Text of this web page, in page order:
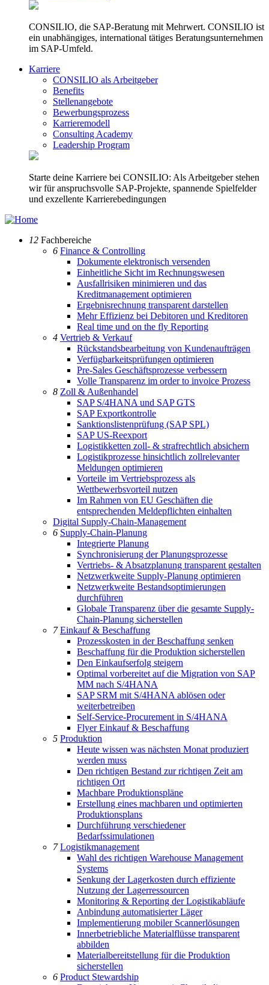
CONSILIO, die SAP-Beratung mit Mehrwert. CONSILIO ist
ein unabhängiges, international tätiges Beratungsunternehmen
im SAP-Umfeld.
Karriere
CONSILIO als Arbeitgeber
Benefits
Stellenangebote
Bewerbungsprozess
Karrieremodell
Consulting Academy
Leadership Program
Starte deine Karriere bei CONSILIO: Als Arbeitgeber stehen
wir für anspruchsvolle SAP-Projekte, spannende Spielfelder
und exzellente Karrierebedingungen
12 Fachbereiche
6 Finance & Controlling
Dokumente elektronisch versenden
Einheitliche Sicht im Rechnungswesen
Ausfallrisiken minimieren und das
Kreditmanagement optimieren
Ergebnisrechnung transparent darstellen
Mehr Effizienz bei Debitoren und Kreditoren
Real time und on the fly Reporting
4 Vertrieb & Verkauf
Rückstandsbearbeitung von Kundenaufträgen
Verfügbarkeitsprüfungen optimieren
Pre-Sales Geschäftsprozesse verbessern
Volle Transparenz im order to invoice Prozess
8 Zoll & Außenhandel
SAP S/4HANA und SAP GTS
SAP Exportkontrolle
Sanktionslistenprüfung (SAP SPL)
SAP US-Reexport
Logistikketten zoll- & strafrechtlich absichern
Logistikprozesse hinsichtlich zollrelevanter
Meldungen optimieren
Vorteile im Vertriebsprozess als
Wettbewerbsvorteil nutzen
Im Rahmen von EU Geschäften die
entsprechenden Meldepflichten einhalten
Digital Supply-Chain-Management
6 Supply-Chain-Planung
Integrierte Planung
Synchronisierung der Planungsprozesse
Vertriebs- & Absatzplanung transparent gestalten
Netzwerkweite Supply-Planung optimieren
Netzwerkweite Bestandsoptimierungen
durchführen
Globale Transparenz über die gesamte Supply-
Chain-Planung sicherstellen
7Einkauf & Beschaffung
Prozesskosten in der Beschaffung senken
Beschaffung für die Produktion sicherstellen
Den Einkaufserfolg steigern
Optimal vorbereitet auf die Migration von SAP
MM nach S/4HANA
SAP SRM mit S/4HANA ablösen oder
weiterbetreiben
Self-Service-Procurement in S/4HANA
Flyer Einkauf & Beschaffung
5 Produktion
Heute wissen was nächsten Monat produziert
werden muss
Den richtigen Bestand zur richtigen Zeit am
richtigen Ort
Machbare Produktionspläne
Erstellung eines machbaren und optimierten
Produktionsplans
Durchführung verschiedener
Bedarfssimulationen
7Logistikmanagement
Wahl des richtigen Warehouse Management
Systems
Senkung der Lagerkosten durch effiziente
Nutzung der Lagerressourcen
Monitoring & Reporting der Logistikabläufe
Anbindung automatisierter Läger
Implementierung mobiler Scannerlösungen
Innerbetriebliche Materialflüsse transparent
abbilden
Materialbereitstellung für die Produktion
sicherstellen
6 Product Stewardship